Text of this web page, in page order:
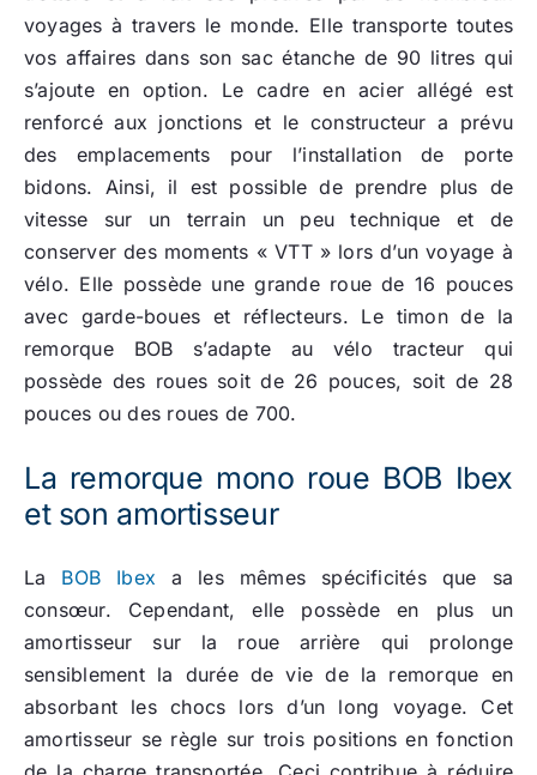
voyages à travers le monde. Elle transporte toutes
vos affaires dans son sac étanche de 90 litres qui
s’ajoute en option. Le cadre en acier allégé est
renforcé aux jonctions et le constructeur a prévu
des emplacements pour l’installation de porte
bidons. Ainsi, il est possible de prendre plus de
vitesse sur un terrain un peu technique et de
conserver des moments « VTT » lors d’un voyage à
vélo. Elle possède une grande roue de 16 pouces
avec garde-boues et réflecteurs. Le timon de la
remorque BOB s’adapte au vélo tracteur qui
possède des roues soit de 26 pouces, soit de 28
pouces ou des roues de 700.
La remorque mono roue BOB Ibex
et son amortisseur
La BOB Ibex
a les mêmes spécificités que sa
consœur. Cependant, elle possède en plus un
amortisseur sur la roue arrière qui prolonge
sensiblement la durée de vie de la remorque en
absorbant les chocs lors d’un long voyage. Cet
amortisseur se règle sur trois positions en fonction